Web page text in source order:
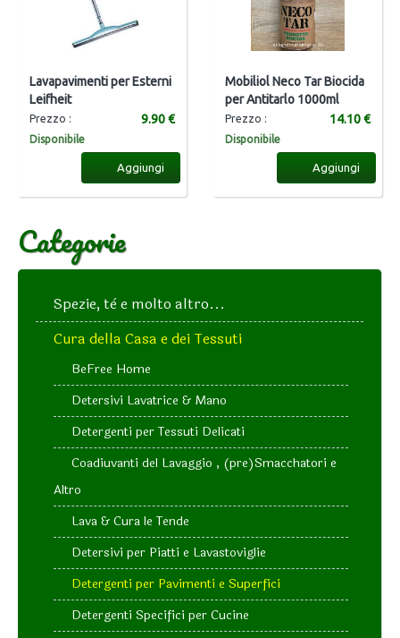
Lavapavimenti per Esterni
Leifheit
Prezzo : 9.90 €
Disponibile
Aggiungi
Mobiliol Neco Tar Biocida
per Antitarlo 1000ml
Prezzo : 14.10 €
Disponibile
Aggiungi
Categorie
Spezie, tè e molto altro...
Cura della Casa e dei Tessuti
BeFree Home
Detersivi Lavatrice & Mano
Detergenti per Tessuti Delicati
Coadiuvanti del Lavaggio , (pre)Smacchatori e
Altro
Lava & Cura le Tende
Detersivi per Piatti e Lavastoviglie
Detergenti per Pavimenti e Superfici
Detergenti Specifici per Cucine